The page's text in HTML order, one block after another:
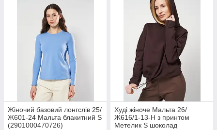
Жіночий базовий лонгслів 25/
Ж601-24 Мальта блакитний S
(2901000470726)
Худі жіноче Мальта 26/
Ж616/1-13-Н з принтом
Метелик S шоколад